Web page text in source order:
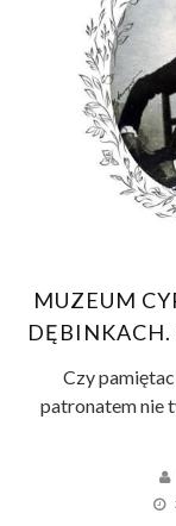
MUZEUM
Czy
patronatem nie